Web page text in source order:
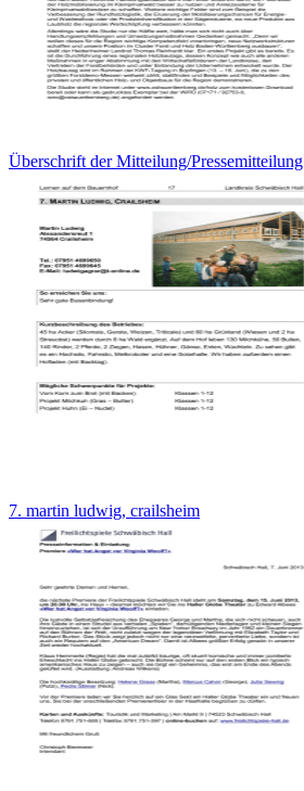
Überschrift der Mitteilung/Pressemitteilung
7. martin ludwig, crailsheim